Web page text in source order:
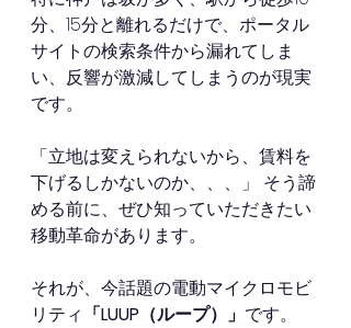
分、15分と離れるだけで、ポータル
サイトの検索条件から漏れてしま
い、反響が激減してしまうのが現実
です。
「立地は変えられないから、賃料を
下げるしかないのか、、、」 そう諦
める前に、ぜひ知っていただきたい
移動革命があります。
それが、今話題の電動マイクロモビ
リティ 「LUUP（ループ）」 です。